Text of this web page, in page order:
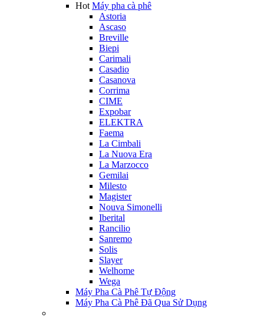
Hot Máy pha cà phê
Astoria
Ascaso
Breville
Biepi
Carimali
Casadio
Casanova
Corrima
CIME
Expobar
ELEKTRA
Faema
La Cimbali
La Nuova Era
La Marzocco
Gemilai
Milesto
Magister
Nouva Simonelli
Iberital
Rancilio
Sanremo
Solis
Slayer
Welhome
Wega
Máy Pha Cà Phê Tự Động
Máy Pha Cà Phê Đã Qua Sử Dụng